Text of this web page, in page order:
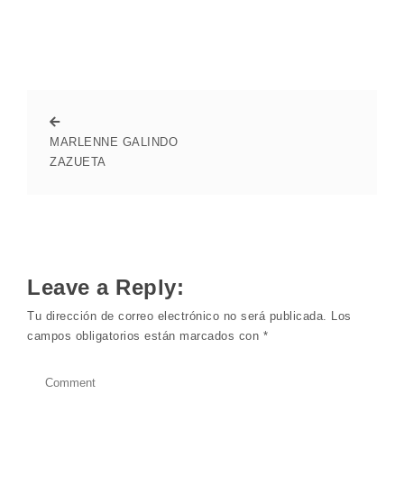
MARLENNE GALINDO
ZAZUETA
Leave a Reply:
Tu dirección de correo electrónico no será publicada. Los
campos obligatorios están marcados con *